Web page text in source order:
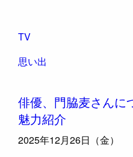
TV
思い出
俳優、門脇麦さん
魅力紹介
2025年12月26日（金）